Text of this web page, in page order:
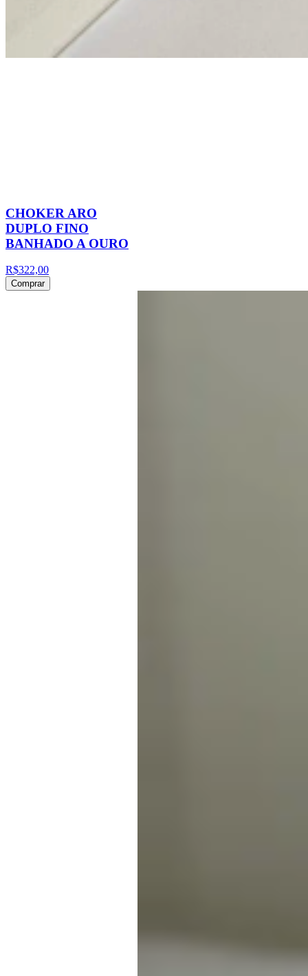
CHOKER ARO
DUPLO FINO
BANHADO A OURO
R$322,00
Comprar